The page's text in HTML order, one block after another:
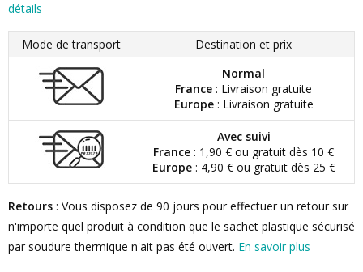
détails
Mode de transport
Destination et prix
Normal
France : Livraison gratuite
Europe: Livraison gratuite
Avec suivi
France : 1,90 € ou gratuit dès 10 €
Europe: 4,90 € ou gratuit dès 25 €
Retours : Vous disposez de 90 jours pour effectuer un retour sur
n'importe quel produit à condition que le sachet plastique sécurisé
par soudure thermique n'ait pas été ouvert. En savoir plus